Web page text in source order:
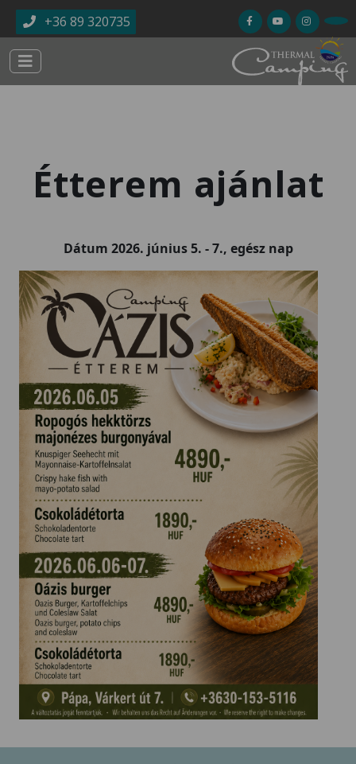
Ugrás a tartalomra
+36 89 320735
Étterem ajánlat
Dátum 2026. június 5. -7., egész nap
Kép